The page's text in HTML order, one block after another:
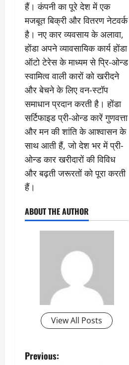
हैं। कंपनी का पूरे देश में एक
मजबूत बिक्री और वितरण नेटवर्क
है। नए कार व्यवसाय के अलावा,
होंडा अपने व्यावसायिक कार्य होंडा
ऑटो टेरेस के माध्यम से प्रि-ओन्‍ड
स्वामित्व वाली कारों को खरीदने
और बेचने के लिए वन-स्टॉप
समाधान प्रदान करती है। होंडा
सर्टिफाइड प्री-ओन्ड कारें गुणवत्ता
और मन की शांति के आश्वासन के
साथ आती हैं, जो देश भर में प्री-
ओन्ड कार खरीदारों की विविध
और बढ़ती जरूरतों को पूरा करती
हैं।
ABOUT THE AUTHOR
View All Posts
P
Previous: